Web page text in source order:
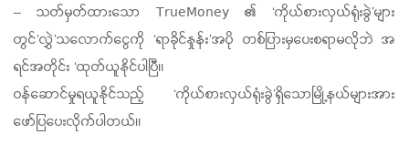
– သတ်မှတ်ထားသော TrueMoney ၏ ‘ကိုယ်စားလှယ်ရုံးခွဲ’များ
တွင်’လွှဲ’သလောက်ငွေကို ‘ရာခိုင်နှုန်း’အပို တစ်ပြားမှပေးစရာမလိုဘဲ အ
ရင်အတိုင်း ‘ထုတ်ယူနိုင်ပါပြီ။
ဝန်ဆောင်မှုရယူနိုင်သည့် ‘ကိုယ်စားလှယ်ရုံးခွဲ’ရှိသောမြို့နယ်များအား
ဖော်ပြပေးလိုက်ပါတယ်။